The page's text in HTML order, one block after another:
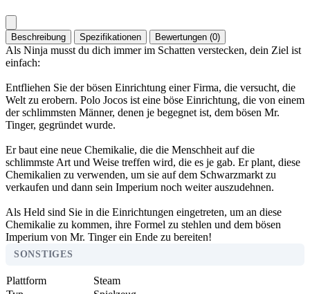
Beschreibung Spezifikationen Bewertungen (0)
Als Ninja musst du dich immer im Schatten verstecken, dein Ziel ist
einfach:
Entfliehen Sie der bösen Einrichtung einer Firma, die versucht, die
Welt zu erobern. Polo Jocos ist eine böse Einrichtung, die von einem
der schlimmsten Männer, denen je begegnet ist, dem bösen Mr.
Tinger, gegründet wurde.
Er baut eine neue Chemikalie, die die Menschheit auf die
schlimmste Art und Weise treffen wird, die es je gab. Er plant, diese
Chemikalien zu verwenden, um sie auf dem Schwarzmarkt zu
verkaufen und dann sein Imperium noch weiter auszudehnen.
Als Held sind Sie in die Einrichtungen eingetreten, um an diese
Chemikalie zu kommen, ihre Formel zu stehlen und dem bösen
Imperium von Mr. Tinger ein Ende zu bereiten!
SONSTIGES
Plattform
Steam